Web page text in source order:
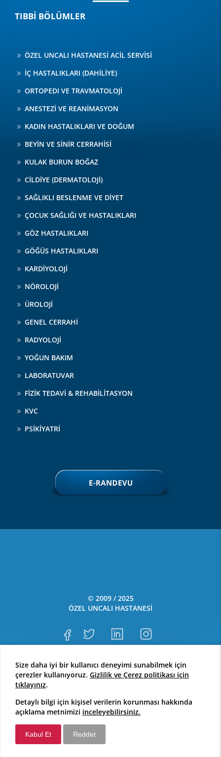
TIBBİ BÖLÜMLER
ÖZEL UNCALI HASTANESİ ACİL SERVİSİ
İÇ HASTALIKLARI (DAHİLİYE)
ORTOPEDI VE TRAVMATOLOJİ
ANESTEZİ VE REANİMASYON
KADIN HASTALIKLARI VE DOĞUM
BEYİN VE SİNİR CERRAHİSİ
KULAK BURUN BOĞAZ
CİLDİYE (DERMATOLOJİ)
SAĞLIKLI BESLENME VE DİYET
ÇOCUK SAĞLIĞI VE HASTALIKLARI
GÖZ HASTALIKLARI
GÖĞÜS HASTALIKLARI
KARDİYOLOJİ
NÖROLOJİ
ÜROLOJİ
GENEL CERRAHİ
RADYOLOJİ
YOĞUN BAKIM
LABORATUVAR
FİZİK TEDAVİ & REHABİLİTASYON
KVC
PSİKİYATRİ
Size daha iyi bir kullanıcı deneyimi sunabilmek için
çerezler kullanıyoruz. Gizlilik ve Çerez politikası için
tıklayınız.
Detaylı bilgi için kişisel verilerin korunması hakkında
açıklama metnimizi inceleyebilirsiniz.
Kabul Et Reddet
© 2009 / 2025
ÖZEL UNCALI HASTANESİ
Sarvon®Web Tasarım